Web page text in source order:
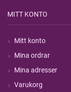
MITT KONTO
Mitt konto
Mina ordrar
Mina adresser
Varukorg